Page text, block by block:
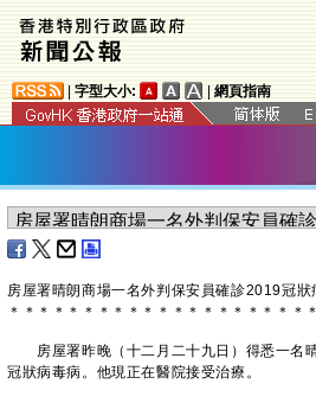
字型大小: 網頁指南
房屋署晴朗商場一名外判保安員確診2019冠狀
＊ ＊ ＊ ＊ ＊ ＊ ＊ ＊ ＊ ＊ ＊ ＊ ＊ ＊ ＊ ＊ ＊ ＊ ＊ ＊ ＊
房屋署昨晚（十二月二十九日）得悉一名
冠狀病毒病。他現正在醫院接受治療。